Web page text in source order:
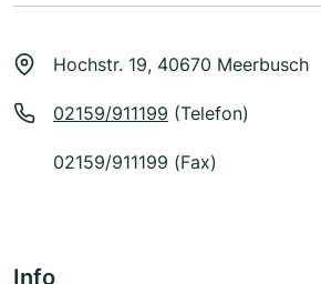
Hochstr. 19, 40670 Meerbusch
02159/911199 (Telefon)
02159/911199 (Fax)
Info